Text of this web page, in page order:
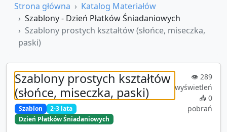
Strona główna
Katalog Materiałów
Szablony - Dzień Płatków Śniadaniowych
Szablony prostych kształtów (słońce, miseczka,
paski)
Szablony prostych kształtów
(słońce, miseczka, paski)
Szablon
2-3 lata
Dzień Płatków Śniadaniowych
👁️ 289
wyświetleń
📥 0
pobrań